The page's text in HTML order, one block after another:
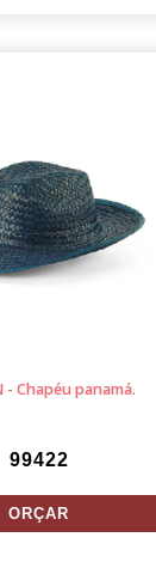
- Chapéu panamá.
99422